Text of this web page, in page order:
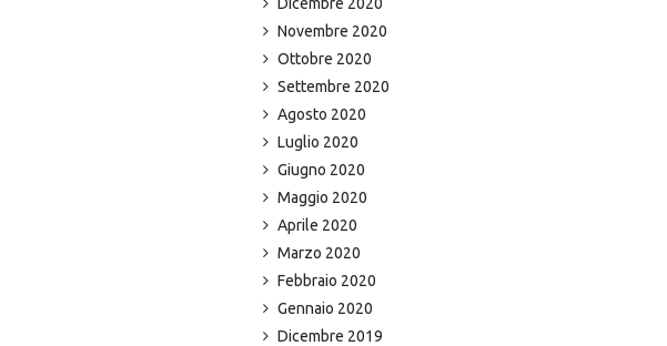
Novembre 2020
Ottobre 2020
Settembre 2020
Agosto 2020
Luglio 2020
Giugno 2020
Maggio 2020
Aprile 2020
Marzo 2020
Febbraio 2020
Gennaio 2020
Dicembre 2019